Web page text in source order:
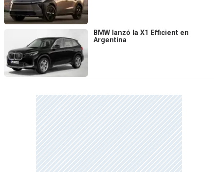
BMW lanzó la X1 Efficient en
Argentina